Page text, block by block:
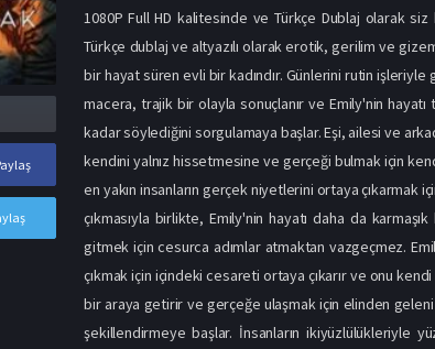
1080P Full HD kalitesinde ve Türkçe Dublaj olarak
Türkçe dublaj ve altyazılı olarak erotik, gerilim ve
bir hayat süren evli bir kadındır. Günlerini rutin
macera, trajik bir olayla sonuçlanır ve Emily'nin
kadar söylediğini sorgulamaya başlar. Eşi, ailesi ve
kendini yalnız hissetmesine ve gerçeği bulmak için
en yakın insanların gerçek niyetlerini ortaya çıkarmak
çıkmasıyla birlikte, Emily'nin hayatı daha da
gitmek için cesurca adımlar atmaktan vazgeçmez.
çıkmak için içindeki cesareti ortaya çıkarır ve onu
bir araya getirir ve gerçeğe ulaşmak için elinden
şekillendirmeye başlar. İnsanların